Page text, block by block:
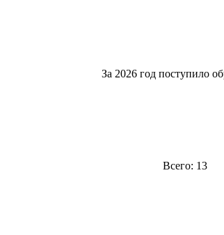
За 2026 год поступило
Всего: 13